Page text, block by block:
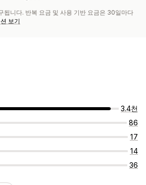
됩니다. 반복 요금 및 사용 기반 요금은 30일마다
보기
3.4천
86
17
14
36